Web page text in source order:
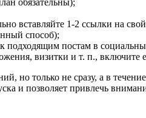
вставляйте 1-2 ссылки на
способ);
постам в
визитки и т. п., включите
но только не сразу, а в
и позволяет привлечь